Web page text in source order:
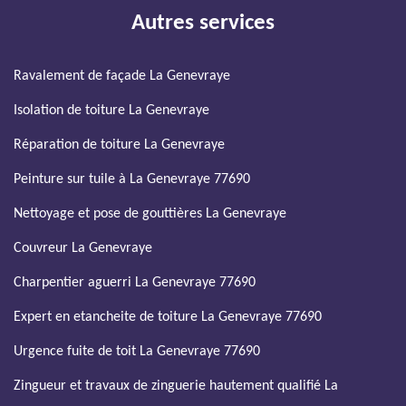
Autres services
Ravalement de façade La Genevraye
Isolation de toiture La Genevraye
Réparation de toiture La Genevraye
Peinture sur tuile à La Genevraye 77690
Nettoyage et pose de gouttières La Genevraye
Couvreur La Genevraye
Charpentier aguerri La Genevraye 77690
Expert en etancheite de toiture La Genevraye 77690
Urgence fuite de toit La Genevraye 77690
Zingueur et travaux de zinguerie hautement qualifié La